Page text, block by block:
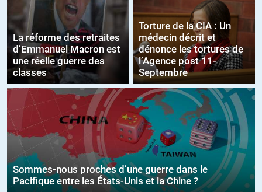
La réforme des retraites
d’Emmanuel Macron est
une réelle guerre des
classes
Torture de la CIA : Un
médecin décrit et
dénonce les tortures de
l’Agence post 11-
Septembre
Sommes-nous proches d’une guerre dans le
Pacifique entre les États-Unis et la Chine ?